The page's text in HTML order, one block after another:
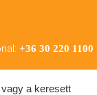
+36 30 220 1100
a keresett